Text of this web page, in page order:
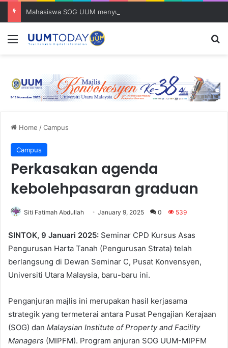
Menu
Home /Campus
Campus
Perkasakan agenda
kebolehpasaran graduan
Siti Fatimah Abdullah January 9, 2025 0 539
SINTOK, 9 Januari 2025: Seminar CPD Kursus Asas
Pengurusan Harta Tanah (Pengurusan Strata) telah
berlangsung di Dewan Seminar C, Pusat Konvensyen,
Universiti Utara Malaysia, baru-baru ini.
Penganjuran majlis ini merupakan hasil kerjasama
strategik yang termeterai antara Pusat Pengajian Kerajaan
(SOG) dan Malaysian Institute of Property and Facility
Managers (MIPFM). Program anjuran SOG UUM-MIPFM